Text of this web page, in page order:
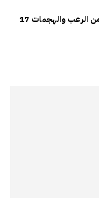
وبلغت الحصيلة النهائية لثلاثة أيام من الرعب والهجمات 17